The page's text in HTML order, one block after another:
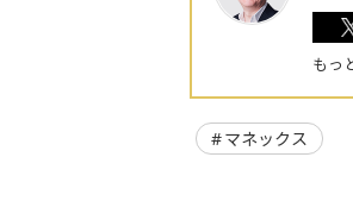
もっ
マネックス